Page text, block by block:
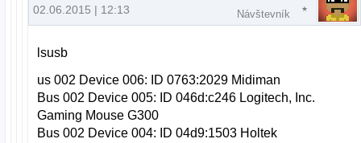
02.06.2015 | 12:13 Návštevník
lsusb
us 002 Device 006: ID 0763:2029 Midiman
Bus 002 Device 005: ID 046d:c246 Logitech, Inc.
Gaming Mouse G300
Bus 002 Device 004: ID 04d9:1503 Holtek